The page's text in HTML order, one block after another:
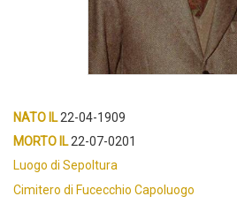
NATO IL22-04-1909
MORTO IL22-07-0201
Luogo di Sepoltura
Cimitero di Fucecchio Capoluogo